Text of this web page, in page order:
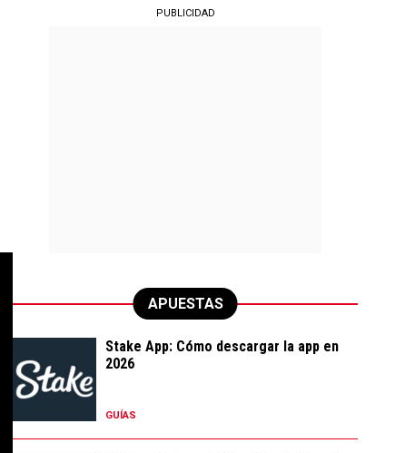
PUBLICIDAD
APUESTAS
Stake App: Cómo descargar la app en
2026
GUÍAS